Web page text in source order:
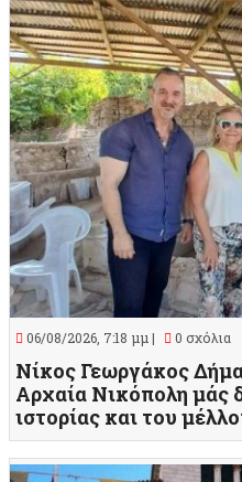
06/08/2026, 7:18 μμ | 0 σχόλια
Νίκος Γεωργάκος
Αρχαία Νικόπολη μάς
ιστορίας και του